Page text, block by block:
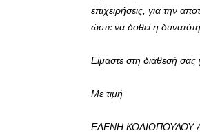
επιχειρήσεις, για την
ώστε να δοθεί η
Είμαστε στη διάθεσή σας
Με τιμή
ΕΛΕΝΗ ΚΟΛΙΟΠΟΥΛΟΥ